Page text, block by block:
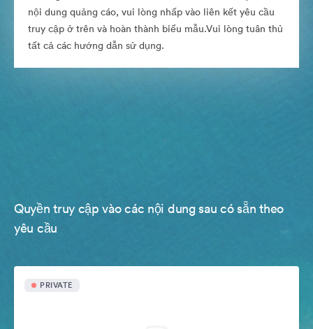
nội dung quảng cáo, vui lòng nhấp vào liên kết yêu cầu
truy cập ở trên và hoàn thành biểu mẫu.Vui lòng tuân thủ
tất cả các hướng dẫn sử dụng.
Quyền truy cập vào các nội dung sau có sẵn theo
yêu cầu
PRIVATE